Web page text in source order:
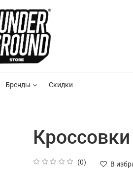
Бренды Скидки
(0) В